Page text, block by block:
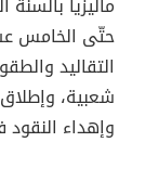
حتّى الخامس
التقاليد
شعبية، وإطلاق
وإهداء